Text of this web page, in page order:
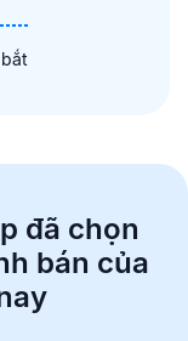
đã chọn
bán của